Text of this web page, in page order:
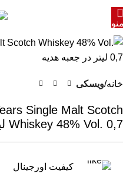
خانه ویسکی
Single Malt Scotch
Whiskey 48% Vol. 0,7 لیتر در جعبه هدیه
کیفیت اورجینال